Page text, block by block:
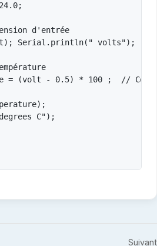
d'entrée
Serial.println(" volts");
= (volt - 0.5) * 100 ;  //
C");
Suivant